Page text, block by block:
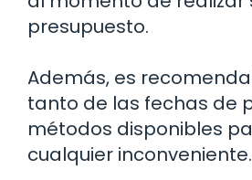
presupuesto.
Además, es
tanto de las fechas de
métodos disponibles
cualquier inconveniente.